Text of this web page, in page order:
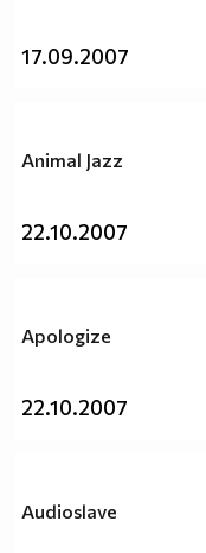
17.09.2007
Animal Jazz
22.10.2007
Apologize
22.10.2007
Audioslave